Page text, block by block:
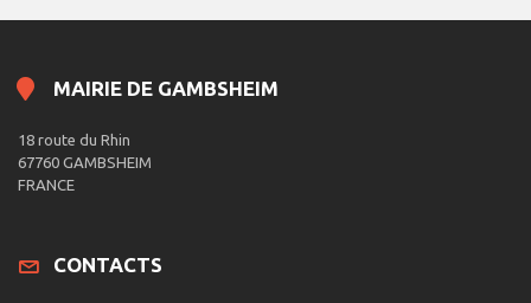
MAIRIE DE GAMBSHEIM
18 route du Rhin
67760 GAMBSHEIM
FRANCE
CONTACTS